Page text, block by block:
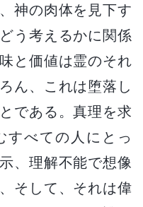
神の肉体を見下す
う考えるかに関係
と価値は霊のそれ
ん、これは堕落し
である。真理を求
すべての人にとっ
、理解不能で想像
そして、それは偉